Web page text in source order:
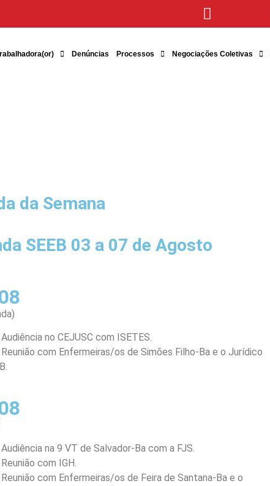
Denúncias Processos Negociações Coletivas
da Semana
SEEB 03 a 07 de Agosto
no CEJUSC com ISETES.
com Enfermeiras/os de Simões Filho-Ba e o Jurídico
na 9 VT de Salvador-Ba com a FJS.
com IGH.
com Enfermeiras/os de Feira de Santana-Ba e o